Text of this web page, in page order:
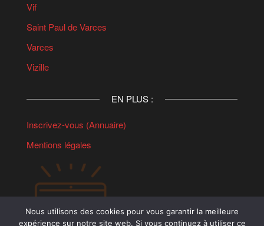
Vif
Saint Paul de Varces
Varces
Vizille
EN PLUS :
Inscrivez-vous (Annuaire)
Mentions légales
Nous utilisons des cookies pour vous garantir la meilleure
expérience sur notre site web. Si vous continuez à utiliser ce